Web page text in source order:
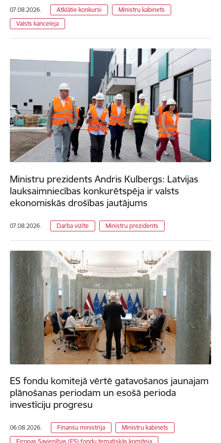
07.08.2026. Atklātie konkursi
Ministru kabinets
Valsts kanceleja
Ministru prezidents Andris Kulbergs: Latvijas
lauksaimniecības konkurētspēja ir valsts
ekonomiskās drošības jautājums
07.08.2026. Darba vizīte Ministru prezidents
ES fondu komitejā vērtē gatavošanos jaunajam
plānošanas periodam un esošā perioda
investīciju progresu
06.08.2026. Finanšu ministrija
Ministru kabinets
Eiropas Savienības (ES) fondu tematiskās komiteja